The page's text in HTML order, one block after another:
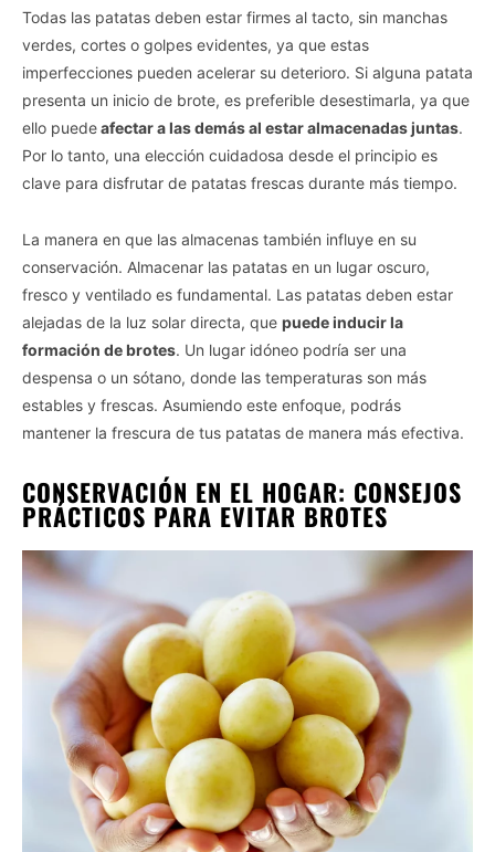
Todas las patatas deben estar firmes al tacto, sin manchas
verdes, cortes o golpes evidentes, ya que estas
imperfecciones pueden acelerar su deterioro. Si alguna patata
presenta un inicio de brote, es preferible desestimarla, ya que
ello puedeafectar a las demás al estar almacenadas juntas.
Por lo tanto, una elección cuidadosa desde el principio es
clave para disfrutar de patatas frescas durante más tiempo.
La manera en que las almacenas también influye en su
conservación. Almacenar las patatas en un lugar oscuro,
fresco y ventilado es fundamental. Las patatas deben estar
alejadas de la luz solar directa, que puede inducir la
formación de brotes. Un lugar idóneo podría ser una
despensa o un sótano, donde las temperaturas son más
estables y frescas. Asumiendo este enfoque, podrás
mantener la frescura de tus patatas de manera más efectiva.
CONSERVACIÓN EN EL HOGAR: CONSEJOS
PRÁCTICOS PARA EVITAR BROTES